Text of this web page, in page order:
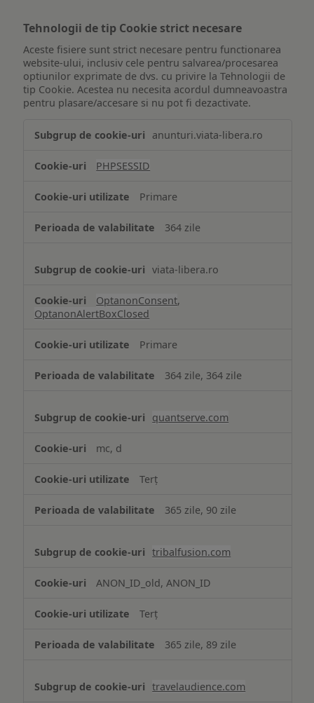
Tehnologii de tip Cookie strict necesare
Aceste fisiere sunt strict necesare pentru functionarea
website-ului, inclusiv cele pentru salvarea/procesarea
optiunilor exprimate de dvs. cu privire la Tehnologii de
tip Cookie. Acestea nu necesita acordul dumneavoastra
pentru plasare/accesare si nu pot fi dezactivate.
de
Cookie
necesare
anunturi.viata-libera.ro
PHPSESSID
Primare
364 zile
viata-libera.ro
OptanonConsent,
OptanonAlertBoxClosed
Primare
364 zile, 364 zile
quantserve.com
mc, d
Terț
365 zile, 90 zile
tribalfusion.com
ANON_ID_old, ANON_ID
Terț
365 zile, 89 zile
travelaudience.com